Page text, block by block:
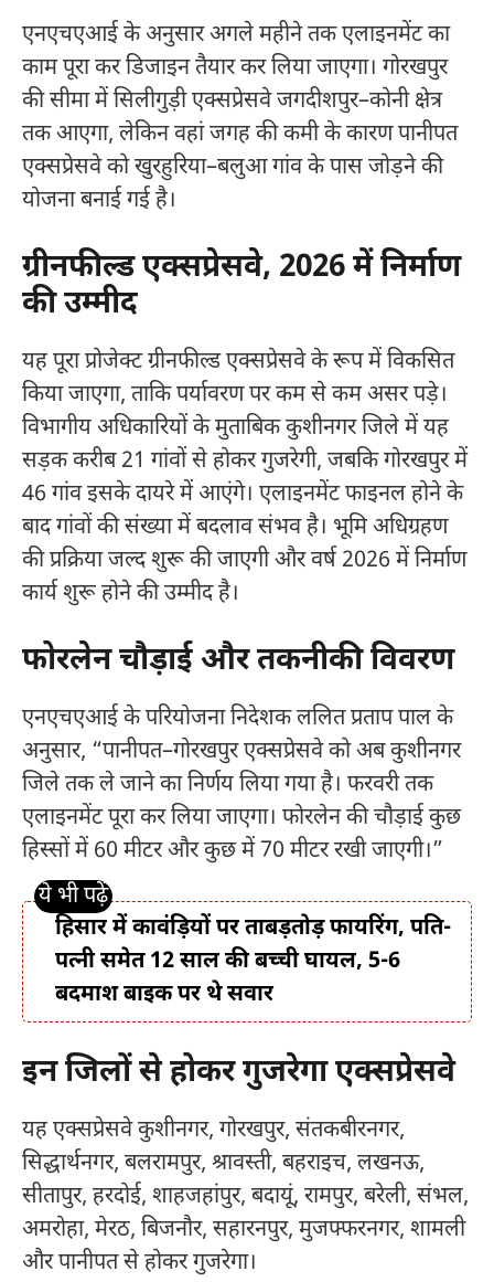
एनएचएआई के अनुसार अगले महीने तक एलाइनमेंट का
काम पूरा कर डिजाइन तैयार कर लिया जाएगा। गोरखपुर
की सीमा में सिलीगुड़ी एक्सप्रेसवे जगदीशपुर–कोनी क्षेत्र
तक आएगा, लेकिन वहां जगह की कमी के कारण पानीपत
एक्सप्रेसवे को खुरहुरिया–बलुआ गांव के पास जोड़ने की
योजना बनाई गई है।
ग्रीनफील्ड एक्सप्रेसवे, 2026 में निर्माण
की उम्मीद
यह पूरा प्रोजेक्ट ग्रीनफील्ड एक्सप्रेसवे के रूप में विकसित
किया जाएगा, ताकि पर्यावरण पर कम से कम असर पड़े।
विभागीय अधिकारियों के मुताबिक कुशीनगर जिले में यह
सड़क करीब 21 गांवों से होकर गुजरेगी, जबकि गोरखपुर में
46 गांव इसके दायरे में आएंगे। एलाइनमेंट फाइनल होने के
बाद गांवों की संख्या में बदलाव संभव है। भूमि अधिग्रहण
की प्रक्रिया जल्द शुरू की जाएगी और वर्ष 2026 में निर्माण
कार्य शुरू होने की उम्मीद है।
फोरलेन चौड़ाई और तकनीकी विवरण
एनएचएआई के परियोजना निदेशक ललित प्रताप पाल के
अनुसार, “पानीपत–गोरखपुर एक्सप्रेसवे को अब कुशीनगर
जिले तक ले जाने का निर्णय लिया गया है। फरवरी तक
एलाइनमेंट पूरा कर लिया जाएगा। फोरलेन की चौड़ाई कुछ
हिस्सों में 60 मीटर और कुछ में 70 मीटर रखी जाएगी।”
हिसार में कावंड़ियों पर ताबड़तोड़ फायरिंग, पति-
पत्नी समेत 12 साल की बच्ची घायल, 5-6
बदमाश बाइक पर थे सवार
इन जिलों से होकर गुजरेगा एक्सप्रेसवे
यह एक्सप्रेसवे कुशीनगर, गोरखपुर, संतकबीरनगर,
सिद्धार्थनगर, बलरामपुर, श्रावस्ती, बहराइच, लखनऊ,
सीतापुर, हरदोई, शाहजहांपुर, बदायूं, रामपुर, बरेली, संभल,
अमरोहा, मेरठ, बिजनौर, सहारनपुर, मुजफ्फरनगर, शामली
और पानीपत से होकर गुजरेगा।